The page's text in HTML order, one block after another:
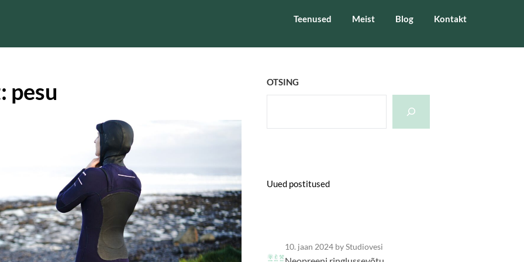
Teenused Meist Blog Kontakt
pesu OTSING
Uued postitused
10. jaan 2024 by Studiovesi